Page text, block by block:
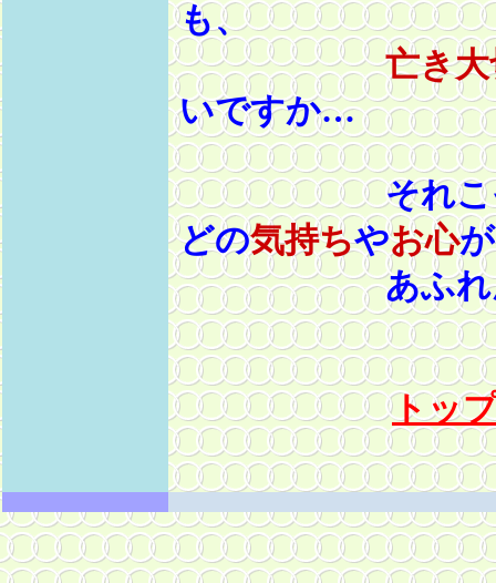
も、
亡き
いですか…
それこそ、
どの気持ちやお心
あふれん
トッ